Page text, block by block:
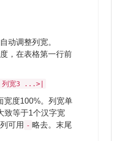
动调整列宽。
，在表格第一行前
列宽3 ...>|
宽度100%。列宽单
致等于1个汉字宽
可用 - 略去。末尾